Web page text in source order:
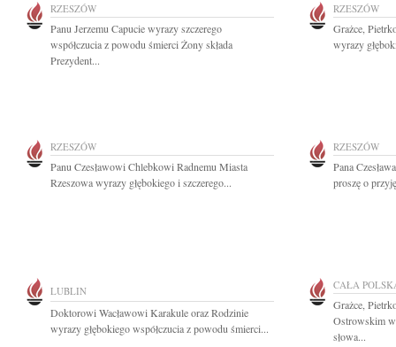
RZESZÓW
Panu Jerzemu Capucie wyrazy szczerego
współczucia z powodu śmierci Żony składa
Prezydent...
RZESZÓW
Grażce,
wyrazy
RZESZÓW
Panu Czesławowi Chlebkowi Radnemu Miasta
Rzeszowa wyrazy głębokiego i szczerego...
RZESZÓW
Pana
proszę o
LUBLIN
Doktorowi Wacławowi Karakule oraz Rodzinie
wyrazy głębokiego współczucia z powodu śmierci...
CAŁA
Grażce,
Ostrowskim
słowa...